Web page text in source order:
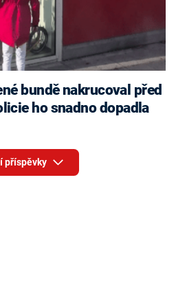
ho snadno dopadla
příspěvky